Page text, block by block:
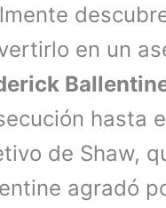
en un
hasta
de Shaw,
agradó